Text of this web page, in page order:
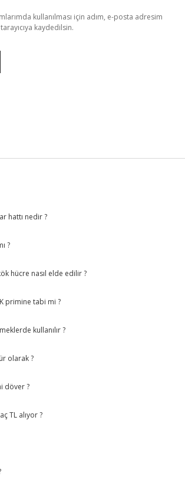
kullanılması için adım, e-posta adresim
kaydedilsin.
hattı nedir ?
?
hücre nasıl elde edilir ?
primine tabi mi ?
kullanılır ?
olarak ?
döver ?
TL alıyor ?